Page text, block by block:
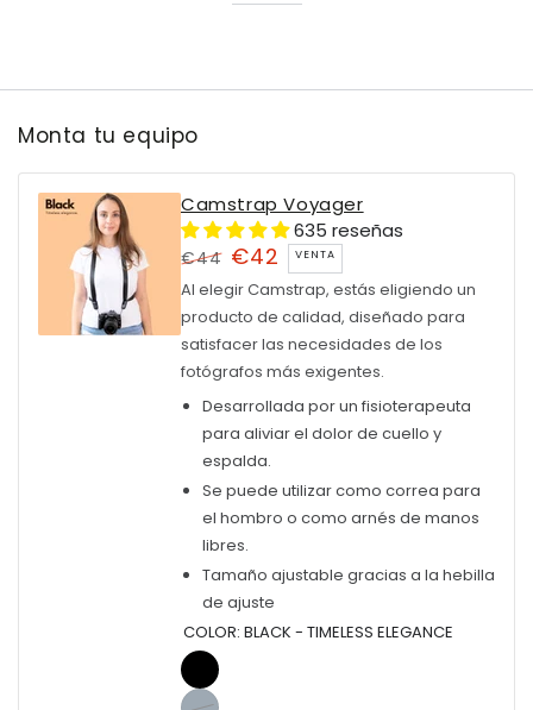
Monta tu equipo
Camstrap Voyager
635 reseñas
Precio
regular
€44
Precio
de
venta
€42 VENTA
Al elegir Camstrap, estás eligiendo un
producto de calidad, diseñado para
satisfacer las necesidades de los
fotógrafos más exigentes.
Desarrollada por un fisioterapeuta
para aliviar el dolor de cuello y
espalda.
Se puede utilizar como correa para
el hombro o como arnés de manos
libres.
Tamaño ajustable gracias a la hebilla
de ajuste
COLOR: BLACK - TIMELESS ELEGANCE
Black